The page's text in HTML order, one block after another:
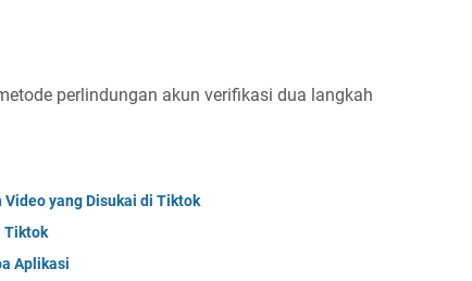
perlindungan akun verifikasi dua langkah
yang Disukai di Tiktok
Tiktok
Aplikasi